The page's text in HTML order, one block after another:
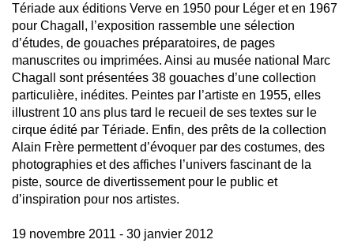
Tériade aux éditions Verve en 1950 pour Léger et en 1967
pour Chagall, l’exposition rassemble une sélection
d’études, de gouaches préparatoires, de pages
manuscrites ou imprimées. Ainsi au musée national Marc
Chagall sont présentées 38 gouaches d’une collection
particulière, inédites. Peintes par l’artiste en 1955, elles
illustrent 10 ans plus tard le recueil de ses textes sur le
cirque édité par Tériade. Enfin, des prêts de la collection
Alain Frère permettent d’évoquer par des costumes, des
photographies et des affiches l’univers fascinant de la
piste, source de divertissement pour le public et
d’inspiration pour nos artistes.
19 novembre 2011 ‐ 30 janvier 2012